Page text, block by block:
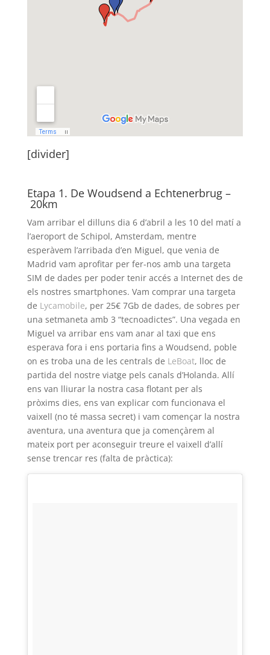
[divider]
Etapa 1. De Woudsend a Echtenerbrug –
20km
Vam arribar el dilluns dia 6 d’abril a les 10 del matí a
l’aeroport de Schipol, Amsterdam, mentre
esperàvem l’arribada d’en Miguel, que venia de
Madrid vam aprofitar per fer-nos amb una targeta
SIM de dades per poder tenir accés a Internet des de
els nostres smartphones. Vam comprar una targeta
de Lycamobile, per 25€ 7Gb de dades, de sobres per
una setmaneta amb 3 “tecnoadictes”. Una vegada en
Miguel va arribar ens vam anar al taxi que ens
esperava fora i ens portaria fins a Woudsend, poble
on es troba una de les centrals de LeBoat, lloc de
partida del nostre viatge pels canals d’Holanda. Allí
ens van lliurar la nostra casa flotant per als
pròxims dies, ens van explicar com funcionava el
vaixell (no té massa secret) i vam començar la nostra
aventura, una aventura que ja començàrem al
mateix port per aconseguir treure el vaixell d’allí
sense trencar res (falta de pràctica):